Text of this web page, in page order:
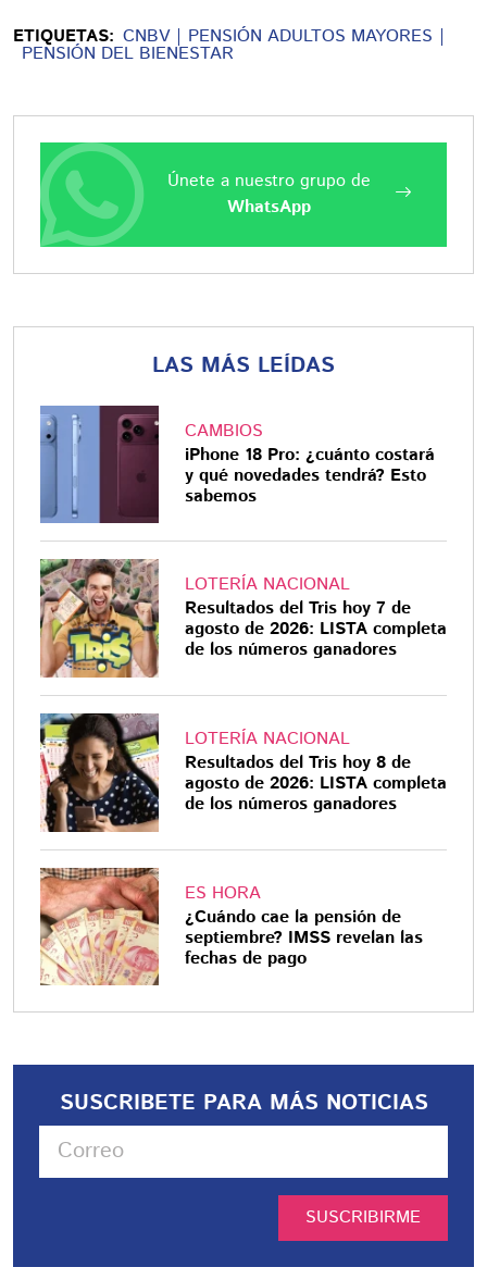
ETIQUETAS: CNBV PENSIÓN ADULTOS MAYORES
PENSIÓN DEL BIENESTAR
Únete a nuestro grupo de
WhatsApp
LAS MÁS LEÍDAS
CAMBIOS
iPhone 18 Pro: ¿cuánto costará
y qué novedades tendrá? Esto
sabemos
LOTERÍA NACIONAL
Resultados del Tris hoy 7 de
agosto de 2026: LISTA completa
de los números ganadores
LOTERÍA NACIONAL
Resultados del Tris hoy 8 de
agosto de 2026: LISTA completa
de los números ganadores
ES HORA
¿Cuándo cae la pensión de
septiembre? IMSS revelan las
fechas de pago
SUSCRIBETE PARA MÁS NOTICIAS
SUSCRIBIRME